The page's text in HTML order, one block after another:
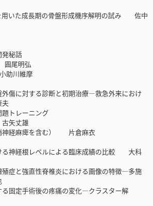
用いた成長期の骨盤形成機序解明の試み 佐中
秘話
尾明弘
川維摩
傷に対する診断と初期治療―救急外来におけ
トレーニング
矢丈雄
経麻痺を含む） 片倉麻衣
神経根レベルによる臨床成績の比較 大科
症と強直性脊椎炎における画像の特徴―多施
固定手術後の疼痛の変化―クラスター解